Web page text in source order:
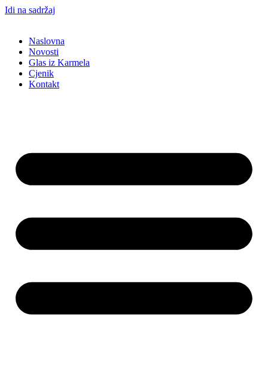
Idi na sadržaj
Naslovna
Novosti
Glas iz Karmela
Cjenik
Kontakt